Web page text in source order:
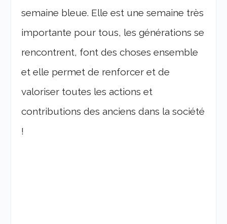
semaine bleue. Elle est une semaine très
importante pour tous, les générations se
rencontrent, font des choses ensemble
et elle permet de renforcer et de
valoriser toutes les actions et
contributions des anciens dans la société
!